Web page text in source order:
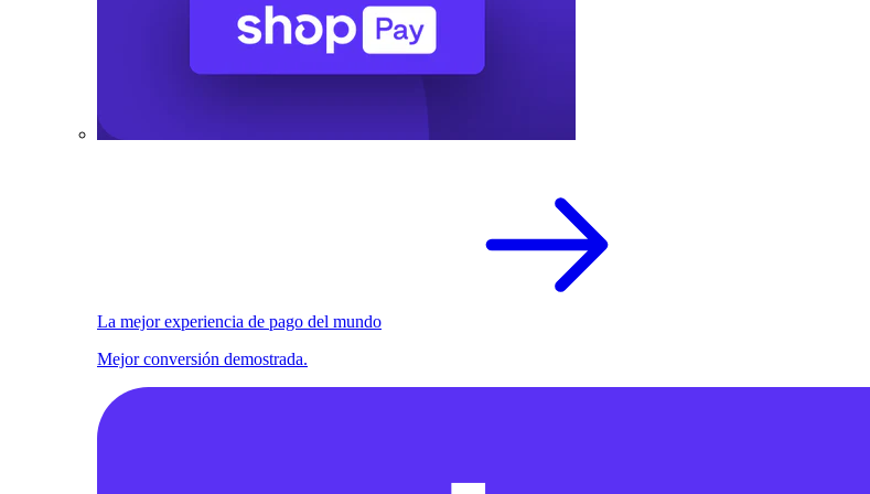
La mejor experiencia de pago del mundo
Mejor conversión demostrada.